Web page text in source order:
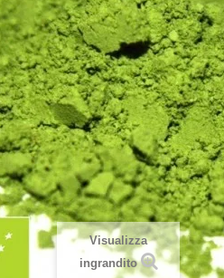
Visualizza
ingrandito